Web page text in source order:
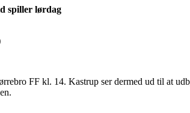
spiller lørdag
FF kl. 14. Kastrup ser dermed ud til at